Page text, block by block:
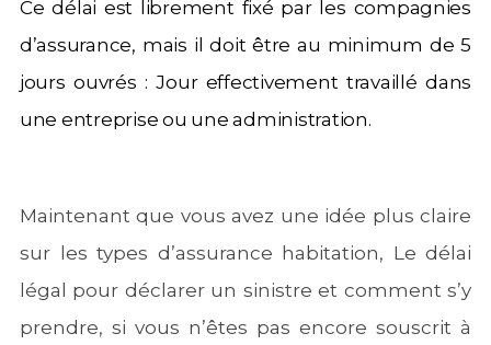
Ce délai est librement fixé par les compagnies
d’assurance, mais il doit être au minimum de 5
jours ouvrés : Jour effectivement travaillé dans
une entreprise ou une administration.
Maintenant que vous avez une idée plus claire
sur les types d’assurance habitation, Le délai
légal pour déclarer un sinistre et comment s’y
prendre, si vous n’êtes pas encore souscrit à